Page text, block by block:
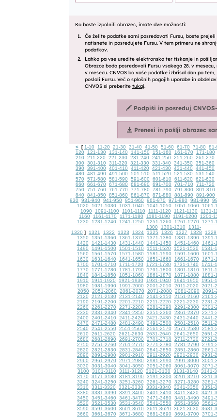
< [ 1-10 11-20 21-30 31-40 41-50 51-60 61-70 71-80
81-
120
121-130 131-140 141-150 151-160 161-170
171-180
210
211-220 221-230 231-240 241-250 251-260
261-270
300
301-310 311-320 321-330 331-340 341-350
351-360
390
391-400 401-410 411-420 421-430 431-440
441-450
480
481-490 491-500 501-510 511-520 521-530
531-540
570
571-580 581-590 591-600 601-610 611-620
621-630
660
661-670 671-680 681-690 691-700 701-710
711-720
750
751-760 761-770 771-780 781-790 791-800
801-810
840
841-850 851-860 861-870 871-880 881-890
891-900
930
931-940 941-950 951-960 961-970 971-980 981-990
1020
1021-1030 1031-1040 1041-1050 1051-1060
1061-
1090
1091-1100 1101-1110 1111-1120 1121-1130
1131-
1160
1161-1170 1171-1180 1181-1190 1191-1200
1201-
1230
1231-1240 1241-1250 1251-1260 1261-1270
1271-
1300
1301-1310
1311-
1320 ] 1321 1322 1323 1324 1325 1326 1327 1328
1329
1350
1351-1360 1361-1370 1371-1380 1381-1390
1391-
1420
1421-1430 1431-1440 1441-1450 1451-1460
1461-
1490
1491-1500 1501-1510 1511-1520 1521-1530
1531-
1560
1561-1570 1571-1580 1581-1590 1591-1600
1601-
1630
1631-1640 1641-1650 1651-1660 1661-1670
1671-
1700
1701-1710 1711-1720 1721-1730 1731-1740
1741-
1770
1771-1780 1781-1790 1791-1800 1801-1810
1811-
1840
1841-1850 1851-1860 1861-1870 1871-1880
1881-
1910
1911-1920 1921-1930 1931-1940 1941-1950
1951-
1980
1981-1990 1991-2000 2001-2010 2011-2020
2021-
2050
2051-2060 2061-2070 2071-2080 2081-2090
2091-
2120
2121-2130 2131-2140 2141-2150 2151-2160
2161-
2190
2191-2200 2201-2210 2211-2220 2221-2230
2231-
2260
2261-2270 2271-2280 2281-2290 2291-2300
2301-
2330
2331-2340 2341-2350 2351-2360 2361-2370
2371-
2400
2401-2410 2411-2420 2421-2430 2431-2440
2441-
2470
2471-2480 2481-2490 2491-2500 2501-2510
2511-
2540
2541-2550 2551-2560 2561-2570 2571-2580
2581-
2610
2611-2620 2621-2630 2631-2640 2641-2650
2651-
2680
2681-2690 2691-2700 2701-2710 2711-2720
2721-
2750
2751-2760 2761-2770 2771-2780 2781-2790
2791-
2820
2821-2830 2831-2840 2841-2850 2851-2860
2861-
2890
2891-2900 2901-2910 2911-2920 2921-2930
2931-
2960
2961-2970 2971-2980 2981-2990 2991-3000
3001-
3030
3031-3040 3041-3050 3051-3060 3061-3070
3071-
3100
3101-3110 3111-3120 3121-3130 3131-3140
3141-
3170
3171-3180 3181-3190 3191-3200 3201-3210
3211-
3240
3241-3250 3251-3260 3261-3270 3271-3280
3281-
3310
3311-3320 3321-3330 3331-3340 3341-3350
3351-
3380
3381-3390 3391-3400 3401-3410 3411-3420
3421-
3450
3451-3460 3461-3470 3471-3480 3481-3490
3491-
3520
3521-3530 3531-3540 3541-3550 3551-3560
3561-
3590
3591-3600 3601-3610 3611-3620 3621-3630
3631-
3660
3661-3670 3671-3680 3681-3690 3691-3700
3701-